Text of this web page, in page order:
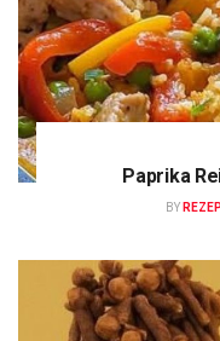
Paprika
BY